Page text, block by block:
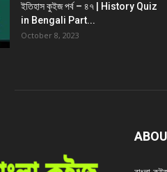
ইতিহাস কুইজ পর্ব – ৪৭ | History Quiz
in Bengali Part...
October 8, 2023